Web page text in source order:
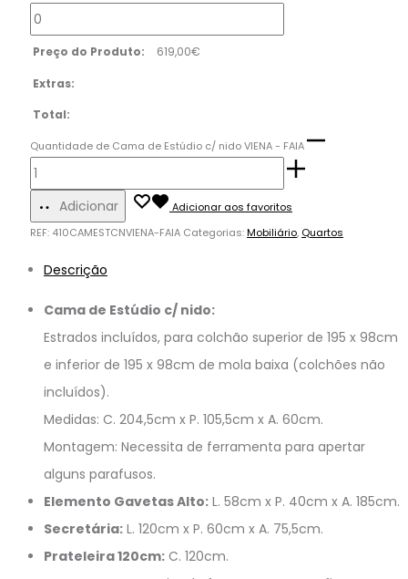
Preço do Produto: 619,00€
Extras:
Total:
Quantidade de Cama de Estúdio c/ nido VIENA - FAIA
Adicionar
Adicionar aos favoritos
REF: 410CAMESTCNVIENA-FAIA Categorias:Mobiliário, Quartos
Descrição
Cama de Estúdio c/ nido:
Estrados incluídos, para colchão superior de 195 x 98cm
e inferior de 195 x 98cm de mola baixa (colchões não
incluídos).
Medidas: C. 204,5cm x P. 105,5cm x A. 60cm.
Montagem: Necessita de ferramenta para apertar
alguns parafusos.
Elemento Gavetas Alto: L. 58cm x P. 40cm x A. 185cm.
Secretária: L. 120cm x P. 60cm x A. 75,5cm.
Prateleira 120cm: C. 120cm.